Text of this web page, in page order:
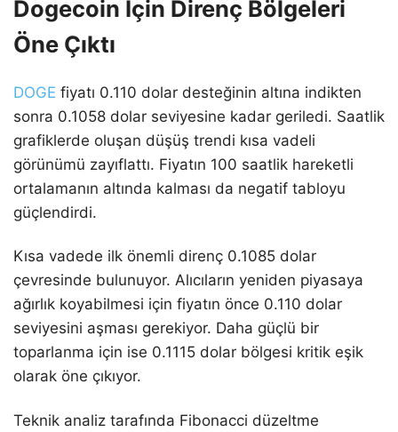
Dogecoin İçin Direnç Bölgeleri
Öne Çıktı
DOGE fiyatı 0.110 dolar desteğinin altına indikten
sonra 0.1058 dolar seviyesine kadar geriledi. Saatlik
grafiklerde oluşan düşüş trendi kısa vadeli
görünümü zayıflattı. Fiyatın 100 saatlik hareketli
ortalamanın altında kalması da negatif tabloyu
güçlendirdi.
Kısa vadede ilk önemli direnç 0.1085 dolar
çevresinde bulunuyor. Alıcıların yeniden piyasaya
ağırlık koyabilmesi için fiyatın önce 0.110 dolar
seviyesini aşması gerekiyor. Daha güçlü bir
toparlanma için ise 0.1115 dolar bölgesi kritik eşik
olarak öne çıkıyor.
Teknik analiz tarafında Fibonacci düzeltme